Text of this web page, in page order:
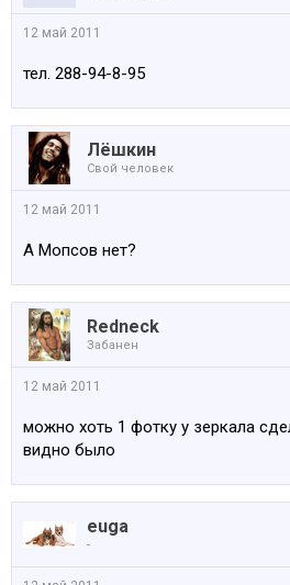
12 май 2011
тел. 288-94-8-95
Лёшкин
Свой человек
12 май 2011
А Мопсов нет?
Redneck
Забанен
12 май 2011
можно хоть 1 фотку у зеркала
видно было
euga
-